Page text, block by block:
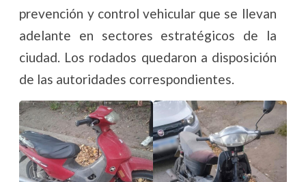
prevención y control vehicular que se llevan
adelante en sectores estratégicos de la
ciudad. Los rodados quedaron a disposición
de las autoridades correspondientes.